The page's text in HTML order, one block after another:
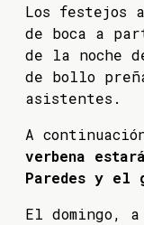
Los festejos
de boca a
de la noche
de bollo
asistentes.
A
verbena
Paredes y el
El domingo,